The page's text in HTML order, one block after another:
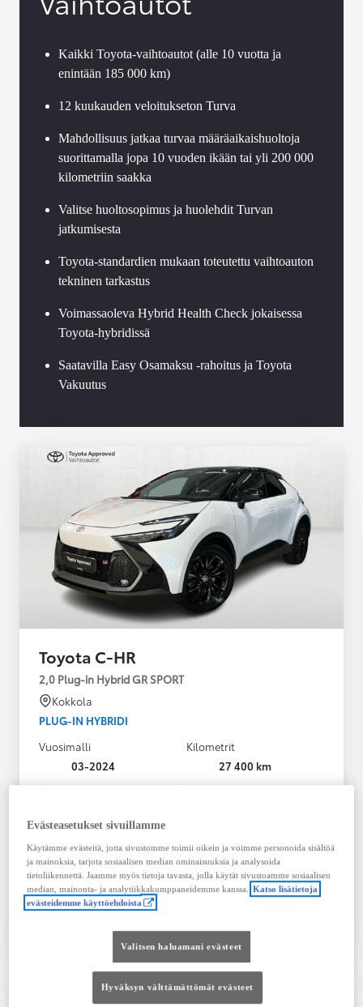
Kaikki Toyota-vaihtoautot (alle 10 vuotta ja
enintään 185 000 km)
12 kuukauden veloitukseton Turva
Mahdollisuus jatkaa turvaa määräaikaishuoltoja
suorittamalla jopa 10 vuoden ikään tai yli 200 000
kilometriin saakka
Valitse huoltosopimus ja huolehdit Turvan
jatkumisesta
Toyota-standardien mukaan toteutettu vaihtoauton
tekninen tarkastus
Voimassaoleva Hybrid Health Check jokaisessa
Toyota-hybridissä
Saatavilla Easy Osamaksu -rahoitus ja Toyota
Vakuutus
Toyota C-HR
2,0 Plug-in Hybrid GR SPORT
Kokkola
PLUG-IN HYBRIDI
Vuosimalli
03-2024
Kilometrit
27 400 km
Käyttövoima
Bensiini
Vaihteisto
Näytä lisää
36 900,00 €
Tutustu autoon
Vertaile
Evästeasetukset sivuillamme
Käytämme evästeitä, jotta sivustomme toimii oikein ja voimme personoida sisältöä
ja mainoksia, tarjota sosiaalisen median ominaisuuksia ja analysoida
tietoliikennettä. Jaamme myös tietoja tavasta, jolla käytät sivustoamme sosiaalisen
median, mainonta- ja analytiikkakumppaneidemme kanssa. Katso lisätietoja
evästeidemme käyttöehdoista
Valitsen haluamani evästeet
Hyväksyn välttämättömät evästeet